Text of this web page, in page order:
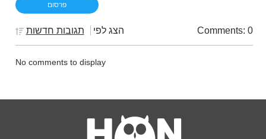
Comments: 0 הצג לפי תגובות חדשות
No comments to display